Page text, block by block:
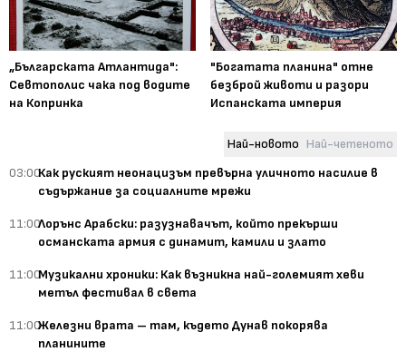
„Българската Атлантида":
Севтополис чака под водите
на Копринка
"Богатата планина" отне
безброй животи и разори
Испанската империя
Най-новото Най-четеното
03:00Как руският неонацизъм превърна уличното насилие в
съдържание за социалните мрежи
11:00Лорънс Арабски: разузнавачът, който прекърши
османската армия с динамит, камили и злато
11:00Музикални хроники: Как възникна най-големият хеви
метъл фестивал в света
11:00Железни врата – там, където Дунав покорява
планините